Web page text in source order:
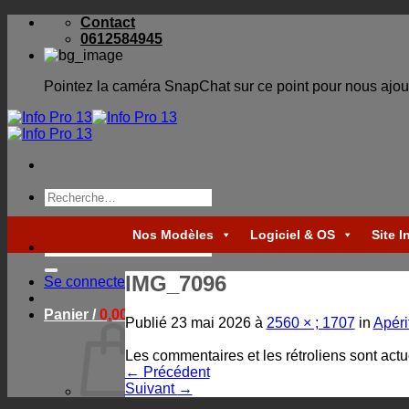
Skip
content
Contact
0612584945
Pointez la caméra SnapChat sur ce point pour nous
Recherche
pour :
pour :
Se connecter
Panier /0,00€
Nos Modèles Logiciel & OS Site
IMG_7096
Publié 23 mai 2026à 2560 × ; 1707in
Les commentaires et les rétroliens sont
← Précédent
Suivant →